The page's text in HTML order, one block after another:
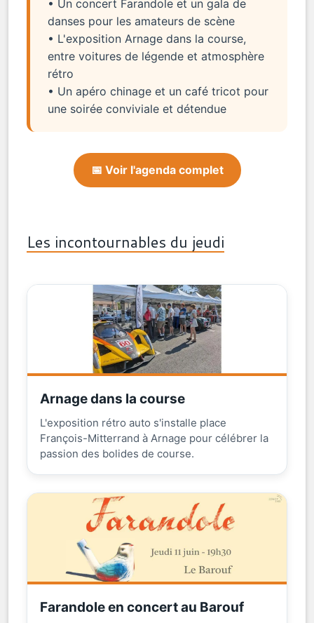
• Un concert Farandole et un gala de
danses pour les amateurs de scène
• L'exposition Arnage dans la course,
entre voitures de légende et atmosphère
rétro
• Un apéro chinage et un café tricot pour
une soirée conviviale et détendue
📅 Voir l'agenda complet
Les incontournables du jeudi
Arnage dans la course
L'exposition rétro auto s'installe place
François-Mitterrand à Arnage pour célébrer la
passion des bolides de course.
Farandole en concert au Barouf